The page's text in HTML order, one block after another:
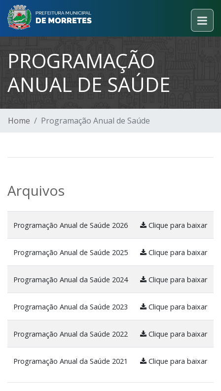
PROGRAMAÇÃO
ANUAL DE SAÚDE
Home Programação Anual de Saúde
Arquivos
Programação Anual de Saúde 2026 Clique para baixar
Programação Anual de Saúde 2025 Clique para baixar
Programação Anual da Saúde 2024 Clique para baixar
Programação Anual da Saúde 2023 Clique para baixar
Programação Anual da Saúde 2022 Clique para baixar
Programação Anual da Saúde 2021 Clique para baixar